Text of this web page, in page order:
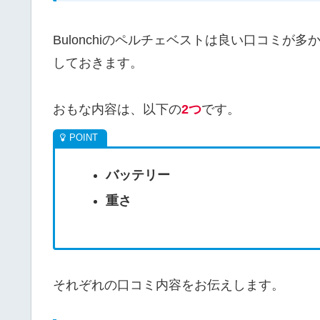
Bulonchiのペルチェベストは良い口コミが多
しておきます。
おもな内容は、以下の2つです。
バッテリー
重さ
それぞれの口コミ内容をお伝えします。